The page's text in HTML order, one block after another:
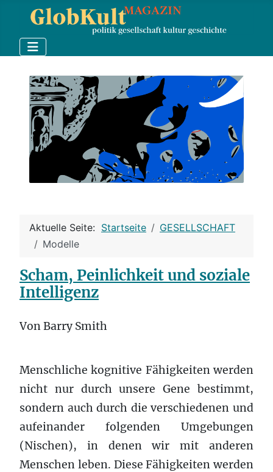
Aktuelle Seite: Startseite
GESELLSCHAFT
Modelle
Scham, Peinlichkeit und soziale
Intelligenz
Von Barry Smith
Menschliche kognitive Fähigkeiten werden
nicht nur durch unsere Gene bestimmt,
sondern auch durch die verschiedenen und
aufeinander folgenden Umgebungen
(Nischen), in denen wir mit anderen
Menschen leben. Diese Fähigkeiten werden